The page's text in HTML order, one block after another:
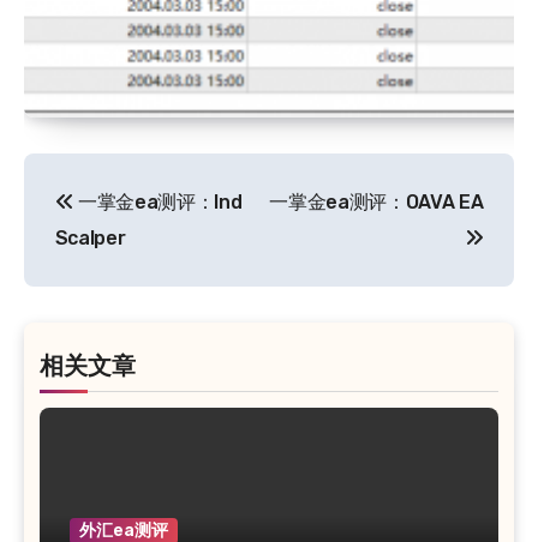
章
导
一掌金ea测评：Ind
Scalper
一掌金ea测评：OAVA EA
相关文章
外汇ea测评